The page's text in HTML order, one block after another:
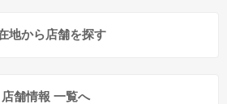
地から店舗を探す
店舗情報 一覧へ